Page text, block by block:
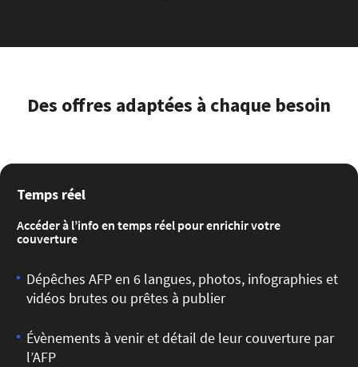
Des offres adaptées à chaque besoin
Temps réel
Accéder à l’info en temps réel pour enrichir votre
couverture
Dépêches AFP en 6 langues, photos, infographies et
vidéos brutes ou prêtes à publier
Évènements à venir et détail de leur couverture par
l’AFP